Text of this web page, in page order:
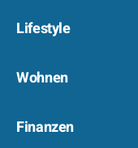
Lifestyle
Wohnen
Finanzen